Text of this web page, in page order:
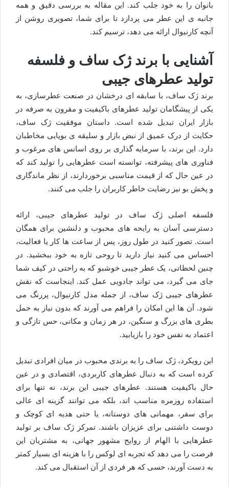
بانوان را به خود جلب کند. این مقاله به بررسی دقیق و همه
جانبه ی این عطر می پردازد تا برای شما، تصویری روشن از
آنچه کارنیوال ارائه می دهد، ترسیم کند.
آشنایی با برند ژک ساف و فلسفه
تولید عطرهای جیبی
برند ژک ساف، با سابقه ای درخشان در صنعت عطرسازی، به
یکی از پیشگامان تولید عطرهای باکیفیت و مقرون به صرفه در
بازار ایران تبدیل شده است. داستان موفقیت ژک ساف،
حکایت از درک عمیق از نبض بازار و سلیقه ی بویایی مخاطبان
دارد. این برند، با سرمایه گذاری بر روی اسانس های مرغوب و
فناوری های پیشرفته، توانسته است عطرهایی را تولید کند که
در عین حال که از قیمت مناسبی برخوردارند، از نظر ماندگاری
و پخش بو نیز رضایت خاطر کاربران را جلب می کنند.
فلسفه اصلی ژک ساف در تولید عطرهای جیبی، ارائه
دسترسی آسان به رایحه های محبوب و دلنشین برای همگان
است. تصور کنید در طول روز، پس از ساعت ها کار یا فعالیت،
احساس می کنید نیاز دارید تا روحی تازه به خود ببخشید. در
چنین لحظاتی، یک عطر جیبی خوشبو که به راحتی در کیف شما
جای می گیرد، می تواند جادویی عمل کند. اینجاست که نقش
عطرهای جیبی ژک ساف، از جمله مدل کارنیوال، پررنگ می
شود. آن ها این امکان را فراهم می آورند که بدون نیاز به حمل
بطری های بزرگ و سنگین، در هر زمان و مکانی، حس تازگی و
اعتماد به نفس خود را بازیابید.
این رویکرد، ژک ساف را به برندی محبوب در میان افرادی تبدیل
کرده است که به دنبال عطرهای کاربردی، اقتصادی و در عین
حال باکیفیت هستند. عطرهای جیبی این برند، نه تنها برای
استفاده روزمره مناسب اند، بلکه می توانند گزینه ای عالی
برای سفر، مهمانی های دوستانه، یا حتی هدیه ای کوچک و
دوست داشتنی برای عزیزان باشند. تمرکز ژک ساف بر تولید
عطرهایی با الهام از روایح مشهور جهانی، به مشتریان این
فرصت را می دهد که تجربه ای لوکس را با هزینه ای بسیار کمتر
به دست آورند، حسی که هر فردی از آن استقبال می کند.